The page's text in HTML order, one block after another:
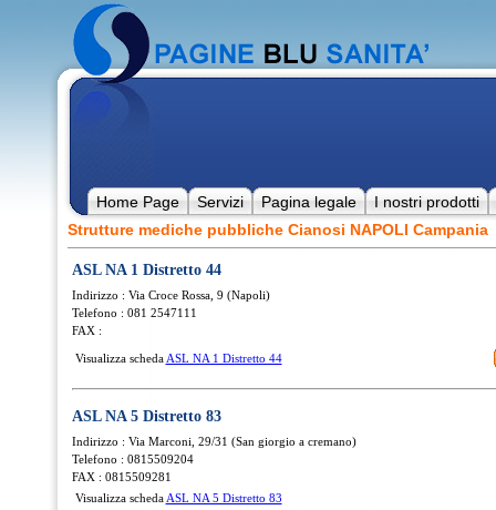
Home Page Servizi Pagina legale
I nostri prodotti
Strutture mediche pubbliche Cianosi NAPOLI Campania
ASL NA 1 Distretto 44
Indirizzo : Via Croce Rossa, 9 (Napoli)
Telefono : 081 2547111
FAX :
Visualizza scheda ASL NA 1 Distretto 44
ASL NA 5 Distretto 83
Indirizzo : Via Marconi, 29/31 (San giorgio a cremano)
Telefono : 0815509204
FAX : 0815509281
Visualizza scheda ASL NA 5 Distretto 83